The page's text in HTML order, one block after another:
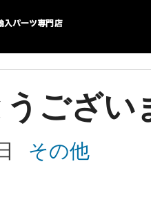
ござい
その他